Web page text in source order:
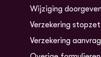
Wijziging doorgeven
Verzekering
Verzekering